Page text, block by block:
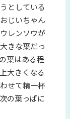
としている
じいちゃん
レンソウが
きな葉だっ
葉はある程
大きくなる
せて精一杯
の葉っぱに